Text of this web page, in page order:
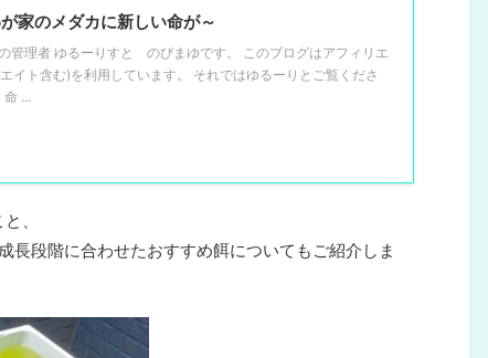
家のメダカに新しい命が～
管理者 ゆるーりすと のぴまゆです。 このブログはアフィリエ
イト含む)を利用しています。 それではゆるーりとご覧くださ
命 ...
、
長段階に合わせたおすすめ餌についてもご紹介しま